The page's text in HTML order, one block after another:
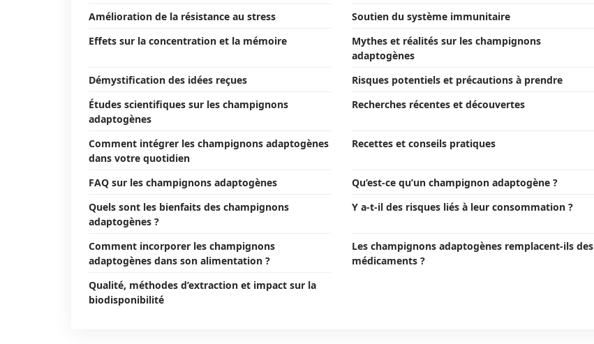
Amélioration de la résistance au stress
Soutien du système immunitaire
Effets sur la concentration et la mémoire
Mythes et réalités sur les champignons
adaptogènes
Démystification des idées reçues
Risques potentiels et précautions à prendre
Études scientifiques sur les champignons
adaptogènes
Recherches récentes et découvertes
Comment intégrer les champignons adaptogènes
dans votre quotidien
Recettes et conseils pratiques
FAQ sur les champignons adaptogènes
Qu’est-ce qu’un champignon adaptogène ?
Quels sont les bienfaits des champignons
adaptogènes ?
Y a-t-il des risques liés à leur consommation ?
Comment incorporer les champignons
adaptogènes dans son alimentation ?
Les champignons adaptogènes remplacent-ils des
médicaments ?
Qualité, méthodes d’extraction et impact sur la
biodisponibilité